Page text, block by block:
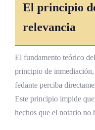
jurídicas en el
¿Puede
contenido de
¿Cómo se
notarial?
¿Quién puede
El principio
relevancia
El fundamento teórico
principio de
fedante perciba
Este principio impide
hechos que el notario no